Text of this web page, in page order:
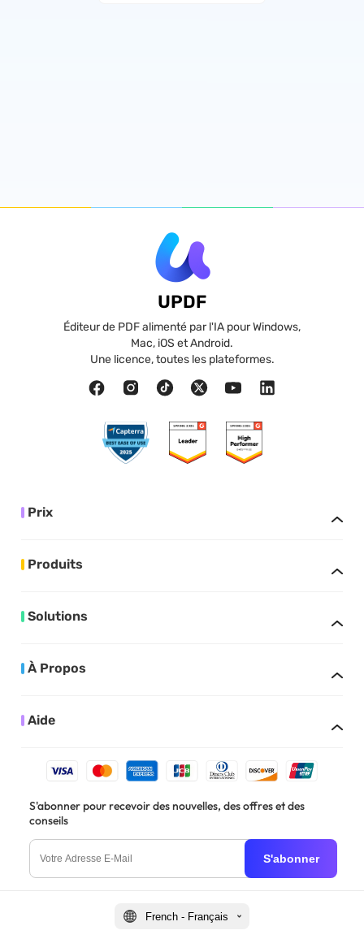
UPDF
Éditeur de PDF alimenté par l'IA pour Windows,
Mac, iOS et Android.
Une licence, toutes les plateformes.
Prix
Produits
Solutions
À Propos
Aide
S'abonner pour recevoir des nouvelles, des offres et des
conseils
S'abonner
French - Français